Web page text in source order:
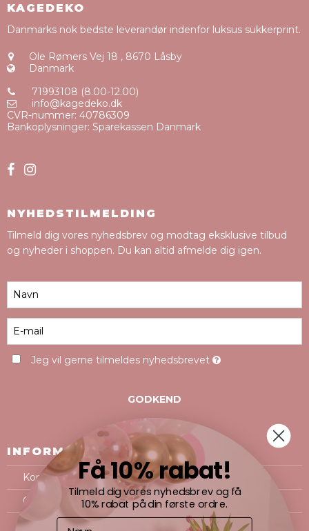
KAGEDEKO
Danmarks nok bedste leverandør indenfor luksus sukkerprint.
Ole Rømers Vej 18 , 8670 Låsby
Danmark
71993108 (8.00-12.00)
info@kagedeko.dk
CVR-nummer: 40786309
Bankoplysninger: Sparekassen Danmark
NYHEDSTILMELDING
Tilmeld dig vores nyhedsbrev og modtag eksklusive tilbud
og nyheder i shoppen. Du kan altid afmelde dig igen.
Jeg vil gerne tilmeldes nyhedsbrevet
GODKEND
INFORMATION
Kontakt
Om os
Handelsbetingelser
Få 10% rabat!
Tilmeld dig vores nyhedsbrev og få
10% rabat på din første ordre.